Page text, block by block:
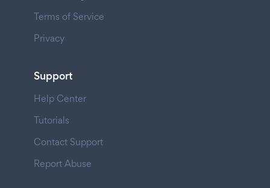
Terms of Service
Privacy
Support
Help Center
Tutorials
Contact Support
Report Abuse